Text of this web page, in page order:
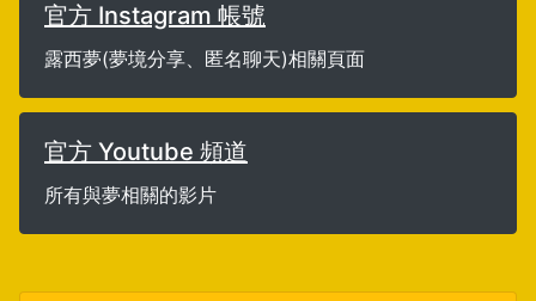
官方 Instagram 帳號
露西夢(夢境分享、匿名聊天)相關頁面
官方 Youtube 頻道
所有與夢相關的影片